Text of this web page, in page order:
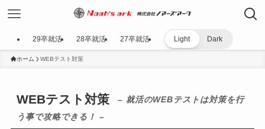
29卒就活 28卒就活 27卒就活 Light Dark
ホーム WEBテスト対策
WEBテスト対策
– 就活のWEBテストは対策を行
う事で攻略できる！ –